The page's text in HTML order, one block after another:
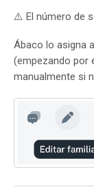
⚠️ El número de
Ábaco lo asigna
(empezando por
manualmente si